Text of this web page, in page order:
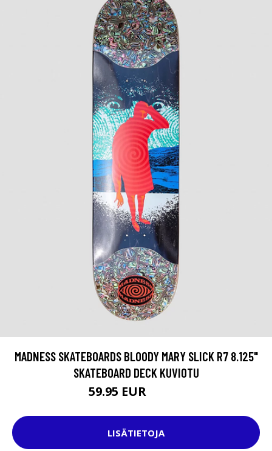
MADNESS SKATEBOARDS BLOODY MARY SLICK R7 8.125"
SKATEBOARD DECK KUVIOTU
59.95 EUR
LISÄTIETOJA